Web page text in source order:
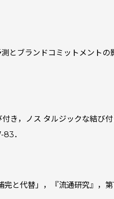
とブランドコミットメントの
き，ノス タルジックな結び
．
と代替」，『流通研究』，